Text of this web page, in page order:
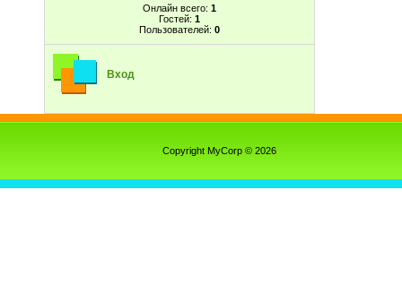
Онлайн всего: 1
Гостей: 1
Пользователей: 0
Вход
Copyright MyCorp © 2026